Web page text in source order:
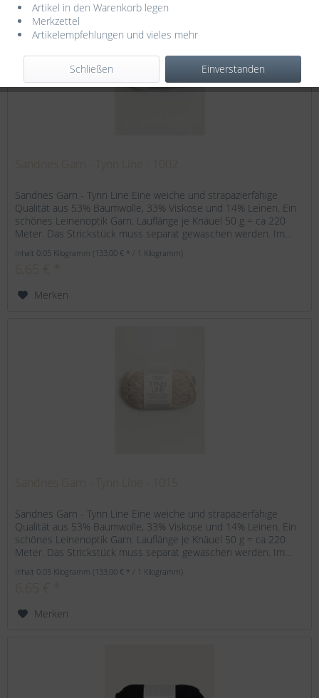
Sandnes Garn - Tynn Line Eine weiche und strapazierfähige
Qualität aus 53% Baumwolle, 33% Viskose und 14% Leinen. Ein
schönes Leinenoptik Garn. Lauflänge je Knäuel 50 g = ca 220
Meter. Das Strickstück muss separat gewaschen werden. Im...
Inhalt 0.05 Kilogramm(133,00 € * / 1 Kilogramm)
Merken
Sandnes Garn - Tynn Line Eine weiche und strapazierfähige
Qualität aus 53% Baumwolle, 33% Viskose und 14% Leinen. Ein
schönes Leinenoptik Garn. Lauflänge je Knäuel 50 g = ca 220
Meter. Das Strickstück muss separat gewaschen werden. Im...
Inhalt 0.05 Kilogramm(133,00 € * / 1 Kilogramm)
Merken
Artikel in den Warenkorb legen
Merkzettel
Artikelempfehlungen und vieles mehr
Einverstanden
Schließen